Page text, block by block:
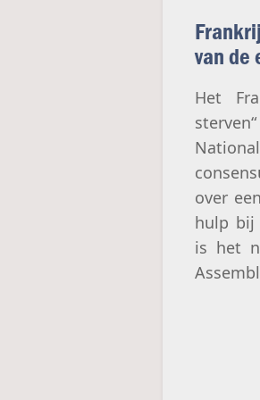
van de
Het
over
hulp bij
is het